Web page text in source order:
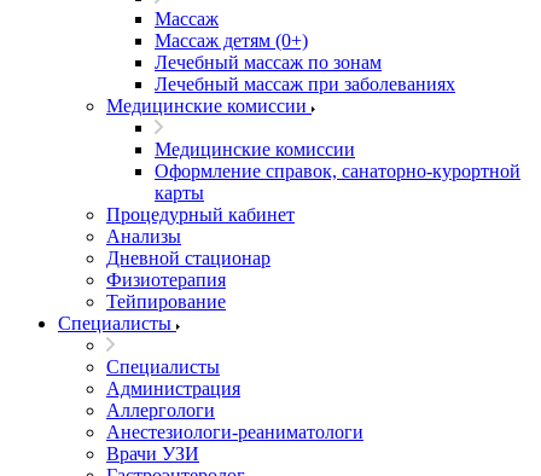
Массаж
Массаж детям (0+)
Лечебный массаж по зонам
Лечебный массаж при заболеваниях
Медицинские комиссии
Медицинские комиссии
Оформление справок, санаторно-курортной
карты
Процедурный кабинет
Анализы
Дневной стационар
Физиотерапия
Тейпирование
Специалисты
Специалисты
Администрация
Аллергологи
Анестезиологи-реаниматологи
Врачи УЗИ